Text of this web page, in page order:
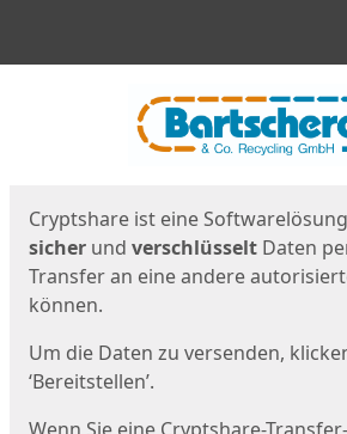
Cryptshare ist eine
sicher und verschlüsselt Daten
Transfer an eine andere
können.
Um die Daten zu versenden,
‘Bereitstellen’.